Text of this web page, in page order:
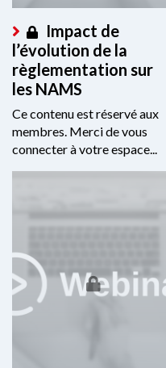
Impact de
l’évolution de la
règlementation sur
les NAMS
Ce contenu est réservé aux
membres. Merci de vous
connecter à votre espace...